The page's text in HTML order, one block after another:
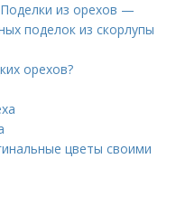
из орехов —
поделок из скорлупы
орехов?
цветы своими